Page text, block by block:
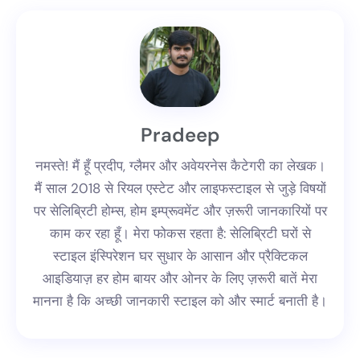
Pradeep
नमस्ते! मैं हूँ प्रदीप, ग्लैमर और अवेयरनेस कैटेगरी का लेखक।
मैं साल 2018 से रियल एस्टेट और लाइफस्टाइल से जुड़े विषयों
पर सेलिब्रिटी होम्स, होम इम्प्रूवमेंट और ज़रूरी जानकारियों पर
काम कर रहा हूँ। मेरा फोकस रहता है: सेलिब्रिटी घरों से
स्टाइल इंस्पिरेशन घर सुधार के आसान और प्रैक्टिकल
आइडियाज़ हर होम बायर और ओनर के लिए ज़रूरी बातें मेरा
मानना है कि अच्छी जानकारी स्टाइल को और स्मार्ट बनाती है।